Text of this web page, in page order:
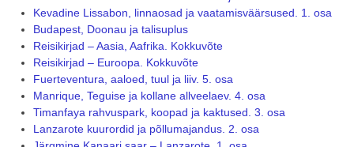
Kevadine Lissabon, linnaosad ja vaatamisväärsused. 1. osa
Budapest, Doonau ja talisuplus
Reisikirjad – Aasia, Aafrika. Kokkuvõte
Reisikirjad – Euroopa. Kokkuvõte
Fuerteventura, aaloed, tuul ja liiv. 5. osa
Manrique, Teguise ja kollane allveelaev. 4. osa
Timanfaya rahvuspark, koopad ja kaktused. 3. osa
Lanzarote kuurordid ja põllumajandus. 2. osa